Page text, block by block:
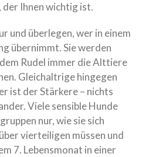
der Ihnen wichtig ist.
und überlegen, wer in einem
übernimmt. Sie werden
Rudel immer die Alttiere
Gleichaltrige hingegen
ist der Stärkere – nichts
Viele sensible Hunde
nur, wie sie sich
vierteiligen müssen und
7. Lebensmonat in einer